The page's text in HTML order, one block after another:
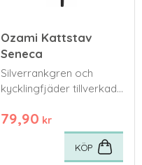
Ozami Kattstav
Seneca
Silverrankgren och
kycklingfjäder tillverkade
79,90 kr
KÖP